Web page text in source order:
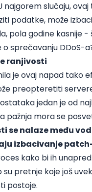
najgorem slučaju,
podatke, može
pola godine kasnije
sprečavanju DDoS-
ranjivosti
je ovaj napad tako
preopteretiti
jedan je od
pažnja mora se
se nalaze među
izbacivanje
kako bi ih
pretnje koje još
postoje.